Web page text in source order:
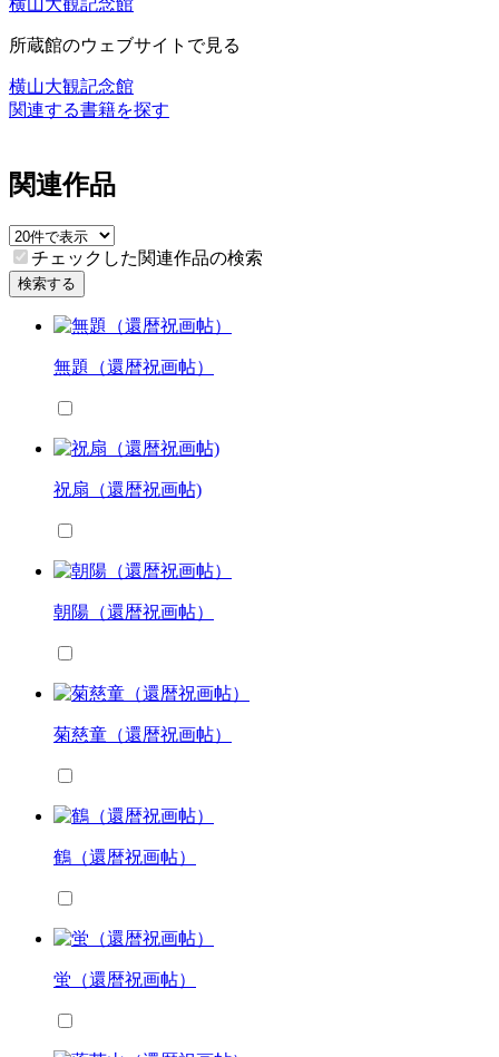
横山大観記念館
所蔵館のウェブサイトで見る
横山大観記念館
関連する書籍を探す
関連作品
チェックした関連作品の検索
検索する
無題（還暦祝画帖）
祝扇（還暦祝画帖)
朝陽（還暦祝画帖）
菊慈童（還暦祝画帖）
鶴（還暦祝画帖）
蛍（還暦祝画帖）